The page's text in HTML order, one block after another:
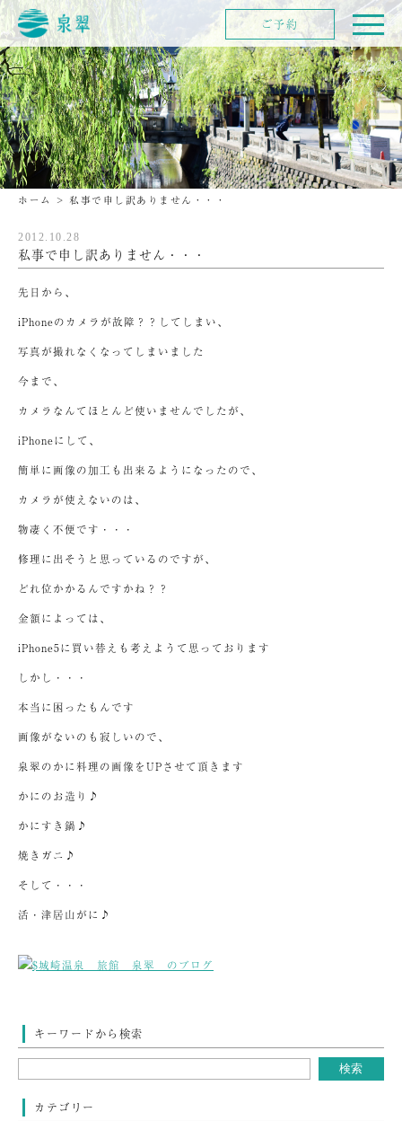
ホーム > 私事で申し訳ありません・・・
2012.10.28
私事で申し訳ありません・・・
先日から、
iPhoneのカメラが故障？？してしまい、
写真が撮れなくなってしまいました
今まで、
カメラなんてほとんど使いませんでしたが、
iPhoneにして、
簡単に画像の加工も出来るようになったので、
カメラが使えないのは、
物凄く不便です・・・
修理に出そうと思っているのですが、
どれ位かかるんですかね？？
金額によっては、
iPhone5に買い替えも考えようて思っております
しかし・・・
本当に困ったもんです
画像がないのも寂しいので、
泉翠のかに料理の画像をUPさせて頂きます
かにのお造り♪
かにすき鍋♪
焼きガニ♪
そして・・・
活・津居山がに♪
キーワードから検索
カテゴリー
ご予約